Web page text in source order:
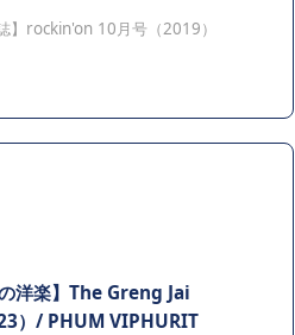
】rockin'on 10月号（2019）
の洋楽】The Greng Jai
）/ PHUM VIPHURIT